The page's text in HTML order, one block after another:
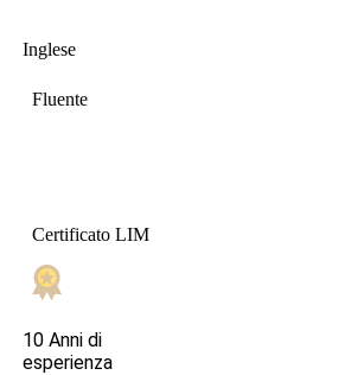
Inglese
Fluente
Certificato LIM
10 Anni di
esperienza